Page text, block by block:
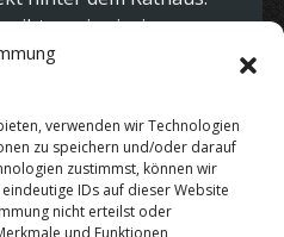
verwenden wir Technologien
zu speichern und/oder darauf
zustimmst, können wir
IDs auf dieser Website
nicht erteilst oder
und Funktionen
gibt es ein riesiges
wir uns Samstag
Tätigkeit ist am
Uhr.